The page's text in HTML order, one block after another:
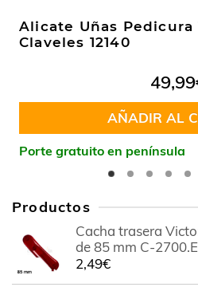
Alicate Uñas Pedicura
Claveles 12140
49,99
AÑADIR AL
Porte gratuito en península
Productos
Cacha trasera
de 85 mm C-
2,49€